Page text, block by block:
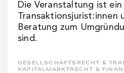
Die Veranstaltung ist
Transaktionsjurist:innen
Beratung zum
sind.
GESELLSCHAFTSRECHT &
KAPITALMARKTRECHT &